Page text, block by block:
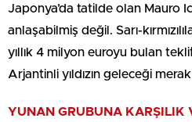
Japonya’da tatilde olan Mauro
anlaşabilmiş değil. Sarı-
yıllık 4 milyon euroyu bulan
Arjantinli yıldızın geleceği
YUNAN GRUBUNA KARŞILIK